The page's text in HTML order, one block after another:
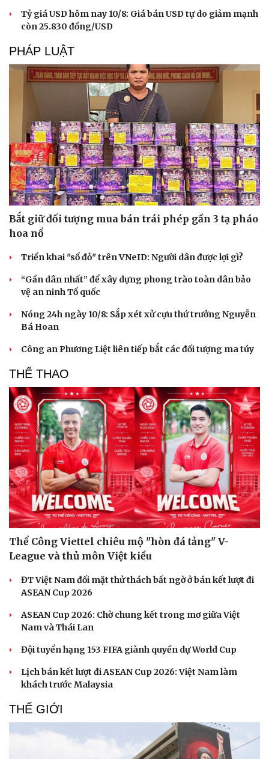
Văn hóa
Sân khấu - Điện ảnh
Âm nhạc
Di sản
Giải trí
Sao Việt
Tỷ giá USD hôm nay 10/8: Giá bán USD tự do giảm mạnh
còn 25.830 đồng/USD
PHÁP LUẬT
Bắt giữ đối tượng mua bán trái phép gần 3 tạ pháo
hoa nổ
Triển khai "sổ đỏ" trên VNeID: Người dân được lợi gì?
“Gần dân nhất” để xây dựng phong trào toàn dân bảo
vệ an ninh Tổ quốc
Nóng 24h ngày 10/8: Sắp xét xử cựu thứ trưởng Nguyễn
Bá Hoan
Công an Phương Liệt liên tiếp bắt các đối tượng ma túy
THỂ THAO
Thể Công Viettel chiêu mộ "hòn đá tảng" V-
League và thủ môn Việt kiều
ĐT Việt Nam đối mặt thử thách bất ngờ ở bán kết lượt đi
ASEAN Cup 2026
ASEAN Cup 2026: Chờ chung kết trong mơ giữa Việt
Nam và Thái Lan
Đội tuyển hạng 153 FIFA giành quyền dự World Cup
Lịch bán kết lượt đi ASEAN Cup 2026: Việt Nam làm
khách trước Malaysia
THẾ GIỚI